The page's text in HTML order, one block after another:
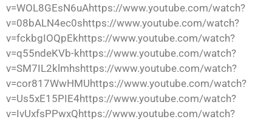
v=WOL8GEsN6uAhttps://www.youtube.com/watch?
v=08bALN4ec0shttps://www.youtube.com/watch?
v=fckbgIOQpEkhttps://www.youtube.com/watch?
v=q55ndeKVb-khttps://www.youtube.com/watch?
v=SM7IL2klmhshttps://www.youtube.com/watch?
v=cor817WwHMUhttps://www.youtube.com/watch?
v=Us5xE15PIE4https://www.youtube.com/watch?
v=IvUxfsPPwxQhttps://www.youtube.com/watch?